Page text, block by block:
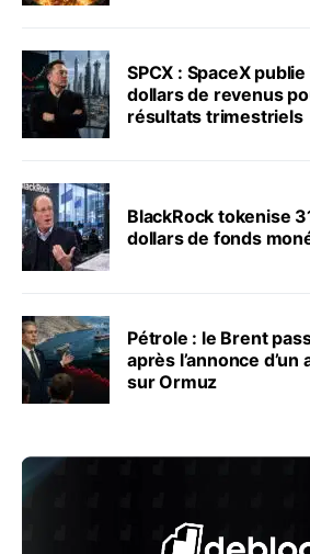
SPCX : SpaceX
dollars de revenus
résultats trimestriels
BlackRock tokenise
dollars de fonds
Pétrole : le Brent
après l’annonce
sur Ormuz